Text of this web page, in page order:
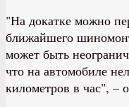
"На докатке можно
ближайшего
может быть
что на автомобиле
километров в час", –